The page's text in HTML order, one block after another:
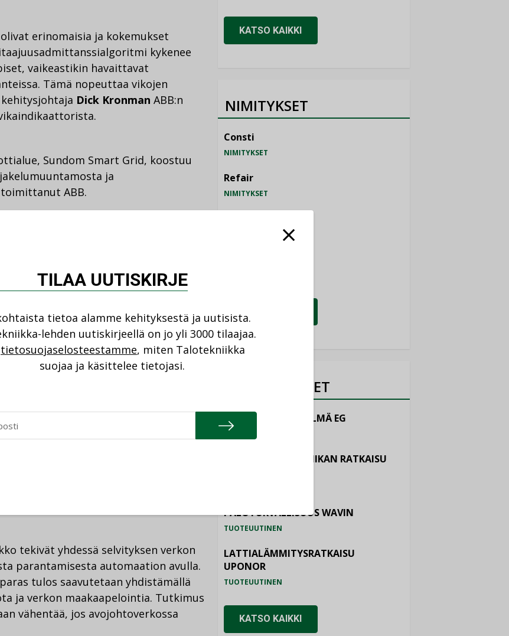
erinomaisia ja kokemukset
kykenee
vaikeastikin havaittavat
Tämä nopeuttaa vikojen
Dick Kronman ABB:n
Sundom Smart Grid, koostuu
ja
ABB.
joka mahdollistaa
vikaraportoinnin, tarkat
lämpötilamittauksen. Anvian kanssa
reaaliaikaisen mittaustiedon
eri puolilta
valtava määrä, 100 megabittiä
kenttäkokeiden rinnalla
muun muassa tuuli- ja
hallintaan, ja kerättiin dataa
tekivät yhdessä selvityksen verkon
parantamisesta automaation avulla.
tulos saavutetaan yhdistämällä
ja verkon maakaapelointia. Tutkimus
vähentää, jos avojohtoverkossa
KATSO KAIKKI
NIMITYKSET
Consti
NIMITYKSET
Refair
NIMITYKSET
KATSO KAIKKI
TUOTEUUTISET
HALLINTAJÄRJESTELMÄ EG
TUOTEUUTINEN
ILMASTOINTITEKNIIKAN RATKAISU
PALOTURVALLISUUS WAVIN
TUOTEUUTINEN
LATTIALÄMMITYSRATKAISU
UPONOR
TUOTEUUTINEN
KATSO KAIKKI
TILAA UUTISKIRJE
tietoa alamme kehityksestä ja uutisista.
lehden uutiskirjeellä on jo yli 3000 tilaajaa.
tietosuojaselosteestamme, miten Talotekniikka
suojaa ja käsittelee tietojasi.